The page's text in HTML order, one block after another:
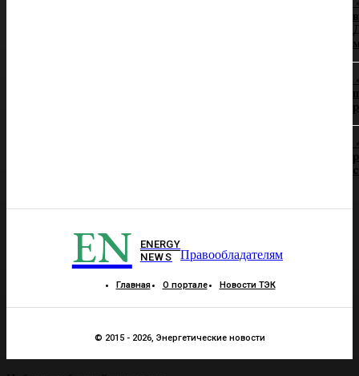
EN
ENERGY
NEWS
Правообладателям
Главная О портале Новости ТЭК
© 2015 - 2026, Энергетические новости